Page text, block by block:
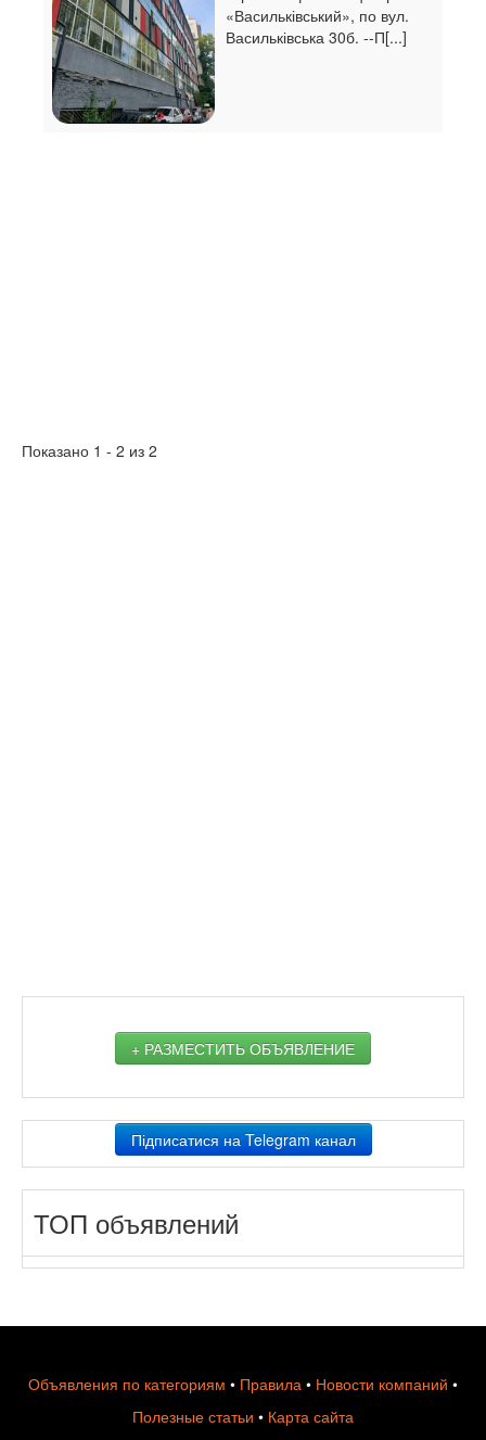
«Васильківський», по вул.
Васильківська 30б. --П[...]
Показано 1 - 2 из 2
+ РАЗМЕСТИТЬ ОБЪЯВЛЕНИЕ
Підписатися на Telegram канал
ТОП объявлений
Объявления по категориям • Правила • Новости компаний •
Полезные статьи • Карта сайта